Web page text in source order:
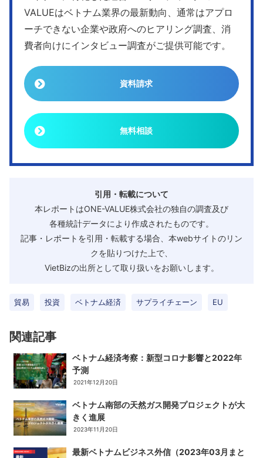
VALUEはベトナム業界の最新動向、通常はアプロ
ーチできない企業や政府へのヒアリング調査、消
費者向けにインタビュー調査がご提供可能です。
資料請求
無料相談
引用・転載について
本レポートはONE-VALUE株式会社の独自の調査及び
各種統計データにより作成されたものです。
記事・レポートを引用・転載する場合、本webサイトのリン
クを貼りつけた上で、
VietBizの出所として取り扱いをお願いします。
貿易 投資 ベトナム経済 サプライチェーン EU
関連記事
ベトナム経済考察：新型コロナ影響と2022年
予測
2021年12月20日
ベトナム南部の天然ガス開発プロジェクトが大
きく進展
2023年11月20日
最新ベトナムビジネス外信（2023年03月まと